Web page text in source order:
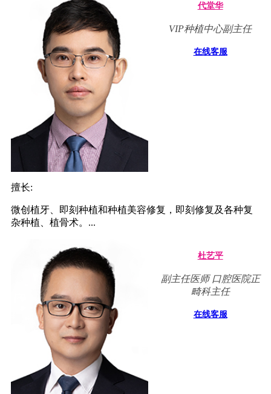
代堂华
VIP种植中心副主任
在线客服
擅长:
微创植牙、即刻种植和种植美容修复，即刻修复及各种复
杂种植、植骨术。...
杜艺平
副主任医师 口腔医院正
畸科主任
在线客服